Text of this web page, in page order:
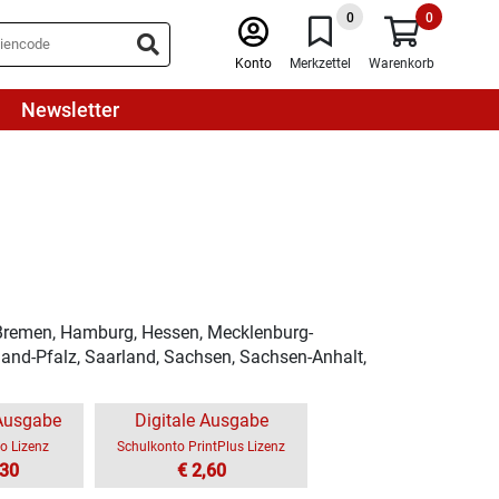
Konto
0
Merkzettel
0
Warenkorb
Newsletter
Hamburg, Hessen, Mecklenburg-
Pfalz, Saarland, Sachsen, Sachsen-Anhalt,
Lizenz
Digitale Ausgabe
Schulkonto PrintPlus Lizenz
€ 2,60